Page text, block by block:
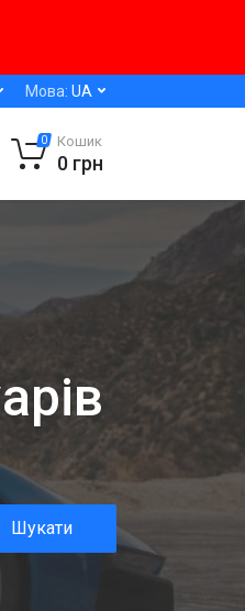
Мова: UA
0 Кошик
0 грн
Шукати